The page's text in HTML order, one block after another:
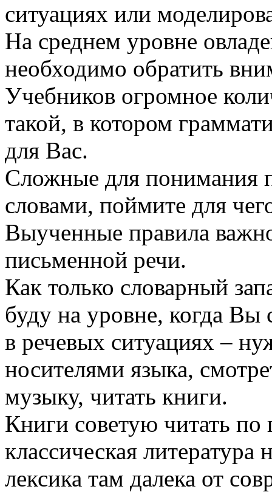
ситуациях или
На среднем уровне
необходимо обратить
Учебников огромное
такой, в котором
для Вас.
Сложные для понимания
словами, поймите для
Выученные правила
письменной речи.
Как только словарный
буду на уровне, когда Вы
в речевых ситуациях –
носителями языка,
музыку, читать книги.
Книги советую читать по
классическая
лексика там далека от